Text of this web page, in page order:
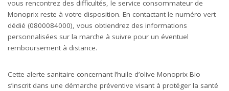
vous rencontrez des difficultés, le service consommateur de
Monoprix reste à votre disposition. En contactant le numéro vert
dédié (0800084000), vous obtiendrez des informations
personnalisées sur la marche à suivre pour un éventuel
remboursement à distance.
Cette alerte sanitaire concernant l’huile d’olive Monoprix Bio
s’inscrit dans une démarche préventive visant à protéger la santé